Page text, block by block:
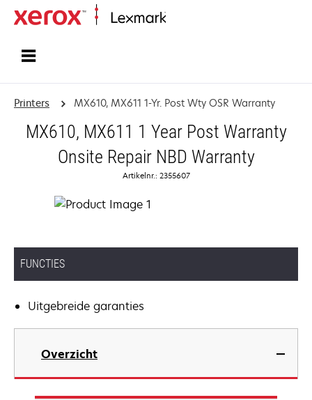
Printers MX610, MX611 1-Yr. Post Wty OSR Warranty
MX610, MX611 1 Year Post Warranty
Onsite Repair NBD Warranty
Artikelnr.: 2355607
FUNCTIES
Uitgebreide garanties
Overzicht